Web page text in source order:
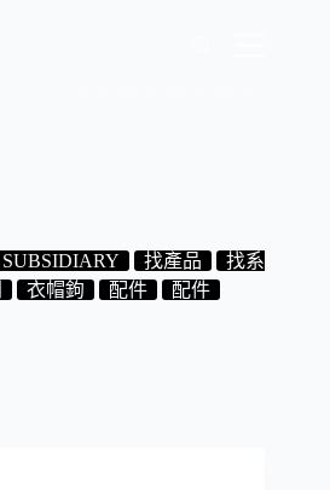
找產品
找系
衣帽鉤 配件 配件